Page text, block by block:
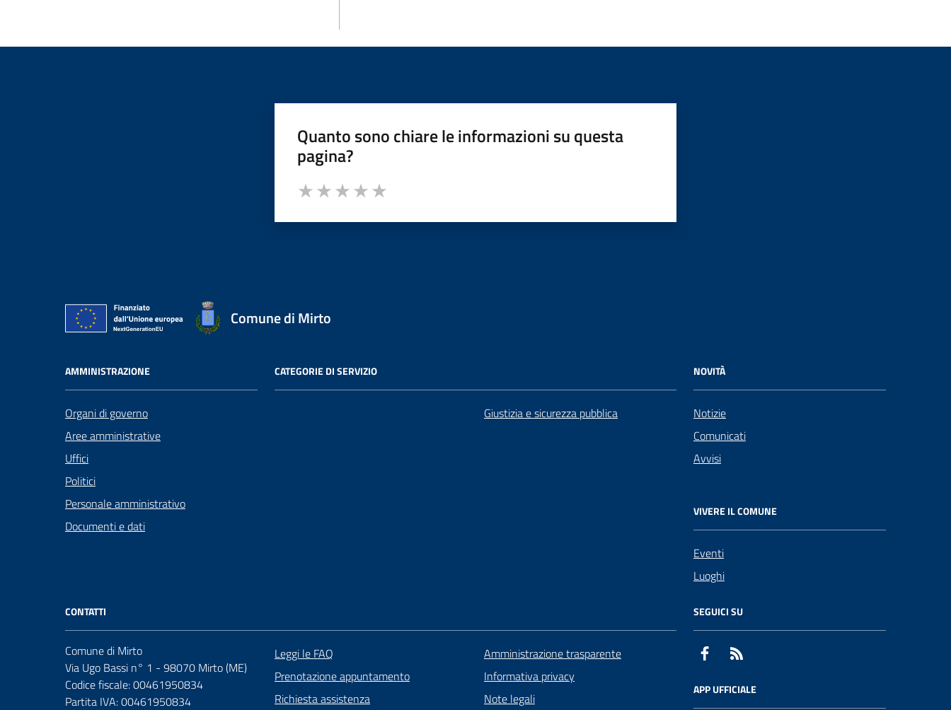
Quanto sono chiare le informazioni su questa
pagina?
Valuta da 1 a 5 stelle la pagina
Comune di Mirto
AMMINISTRAZIONE
Organi di governo
Aree amministrative
Uffici
Politici
Personale amministrativo
Documenti e dati
CATEGORIE DI SERVIZIO
Giustizia e sicurezza pubblica
NOVITÀ
Notizie
Comunicati
Avvisi
VIVERE IL COMUNE
Eventi
Luoghi
CONTATTI
Comune di Mirto
Via Ugo Bassi n° 1 - 98070 Mirto (ME)
Codice fiscale: 00461950834
Partita IVA: 00461950834
Leggi le FAQ
Prenotazione appuntamento
Richiesta assistenza
Amministrazione trasparente
Informativa privacy
Note legali
SEGUICI SU
Facebook
APP UFFICIALE